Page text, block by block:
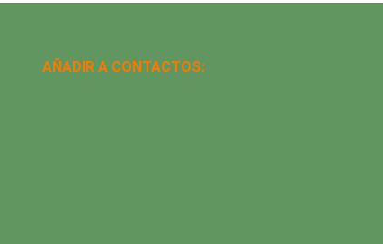
AÑADIR A CONTACTOS: